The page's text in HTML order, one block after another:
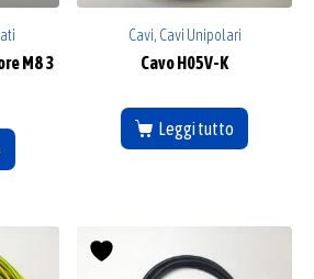
M8 3
Cavi, Cavi Unipolari
Cavo H05V-K
Leggi tutto